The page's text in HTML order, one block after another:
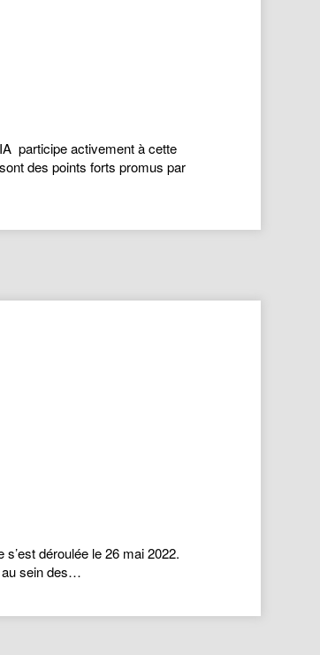
participe activement à cette
des points forts promus par
déroulée le 26 mai 2022.
au sein des…